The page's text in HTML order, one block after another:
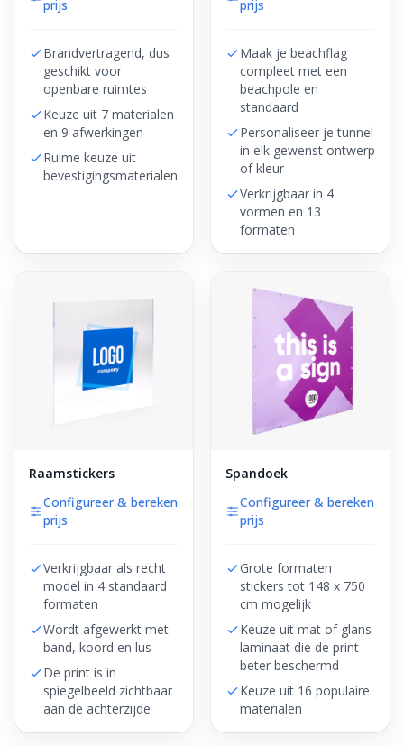
prijs
Brandvertragend, dus
geschikt voor
openbare ruimtes
Keuze uit 7 materialen
en 9 afwerkingen
Ruime keuze uit
bevestigingsmaterialen
prijs
Maak je beachflag
compleet met een
beachpole en
standaard
Personaliseer je tunnel
in elk gewenst ontwerp
of kleur
Verkrijgbaar in 4
vormen en 13
formaten
Raamstickers
Configureer & bereken
prijs
Verkrijgbaar als recht
model in 4 standaard
formaten
Wordt afgewerkt met
band, koord en lus
De print is in
spiegelbeeld zichtbaar
aan de achterzijde
Spandoek
Configureer & bereken
prijs
Grote formaten
stickers tot 148 x 750
cm mogelijk
Keuze uit mat of glans
laminaat die de print
beter beschermd
Keuze uit 16 populaire
materialen